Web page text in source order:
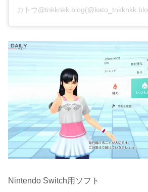
Nintendo Switch用ソフト